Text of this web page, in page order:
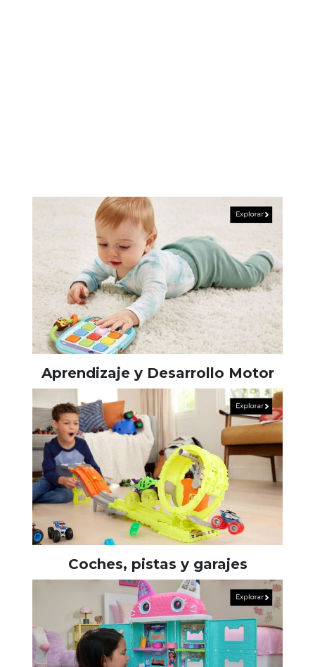
Aprendizaje y Desarrollo Motor
Coches, pistas y garajes